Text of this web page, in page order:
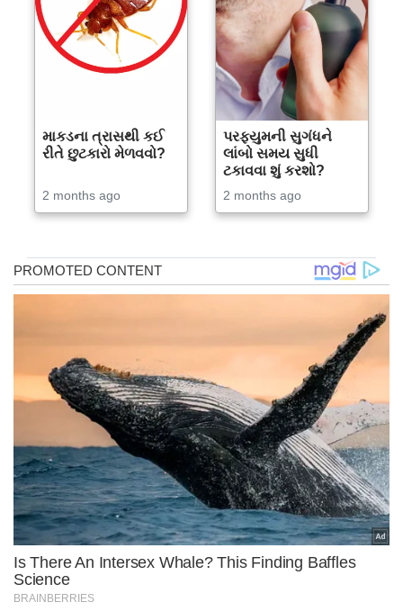
માકડના ત્રાસથી કઈ
રીતે છુટકારો મેળવવો?
2 months ago
પરફ્યુમની સુગંધને
લાંબો સમય સુધી
ટકાવવા શું કરશો?
2 months ago